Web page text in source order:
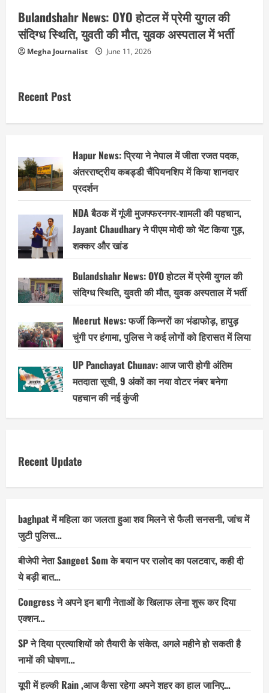
Bulandshahr News: OYO होटल में प्रेमी युगल की
संदिग्ध स्थिति, युवती की मौत, युवक अस्पताल में भर्ती
Megha Journalist June 11, 2026
Recent Post
Hapur News: प्रिया ने नेपाल में जीता रजत पदक,
अंतरराष्ट्रीय कबड्डी चैंपियनशिप में किया शानदार
प्रदर्शन
NDA बैठक में गूंजी मुजफ्फरनगर-शामली की पहचान,
Jayant Chaudhary ने पीएम मोदी को भेंट किया गुड़,
शक्कर और खांड
Bulandshahr News: OYO होटल में प्रेमी युगल की
संदिग्ध स्थिति, युवती की मौत, युवक अस्पताल में भर्ती
Meerut News: फर्जी किन्नरों का भंडाफोड़, हापुड़
चुंगी पर हंगामा, पुलिस ने कई लोगों को हिरासत में लिया
UP Panchayat Chunav: आज जारी होगी अंतिम
मतदाता सूची, 9 अंकों का नया वोटर नंबर बनेगा
पहचान की नई कुंजी
Recent Update
baghpat में महिला का जलता हुआ शव मिलने से फैली सनसनी, जांच में
जुटी पुलिस…
बीजेपी नेता Sangeet Som के बयान पर रालोद का पलटवार, कही दी
ये बड़ी बात…
Congress ने अपने इन बागी नेताओं के खिलाफ लेना शुरू कर दिया
एक्शन…
SP ने दिया प्रत्याशियों को तैयारी के संकेत, अगले महीने हो सकती है
नामों की घोषणा…
यूपी में हल्की Rain ,आज कैसा रहेगा अपने शहर का हाल जानिए…